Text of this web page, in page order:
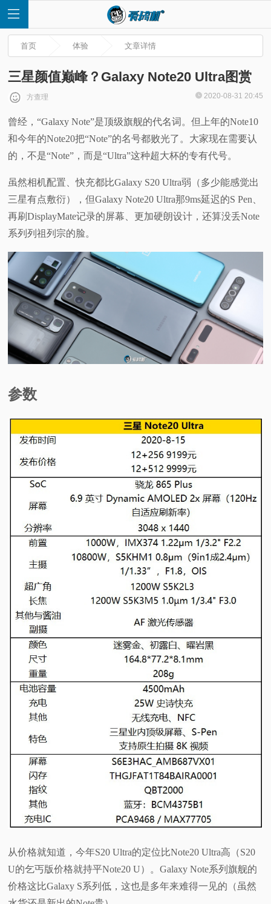
页
讯
评
测
视
首页 体验 文章详情
三星颜值巅峰？Galaxy Note20 Ultra图赏
方查理 2020-08-31 20:45
曾经，“Galaxy Note”是顶级旗舰的代名词。但上年的Note10
和今年的Note20把“Note”的名号都败光了。大家现在需要认
的，不是“Note”，而是“Ultra”这种超大杯的专有代号。
虽然相机配置、快充都比Galaxy S20 Ultra弱（多少能感觉出
三星有点敷衍），但Galaxy Note20 Ultra那9ms延迟的S Pen、
再刷DisplayMate记录的屏幕、更加硬朗设计，还算没丢Note
系列列祖列宗的脸。
参数
从价格就知道，今年S20 Ultra的定位比Note20 Ultra高（S20
U的乞丐版价格就持平Note20 U）。Galaxy Note系列旗舰的
价格这比Galaxy S系列低，这也是多年来难得一见的（虽然